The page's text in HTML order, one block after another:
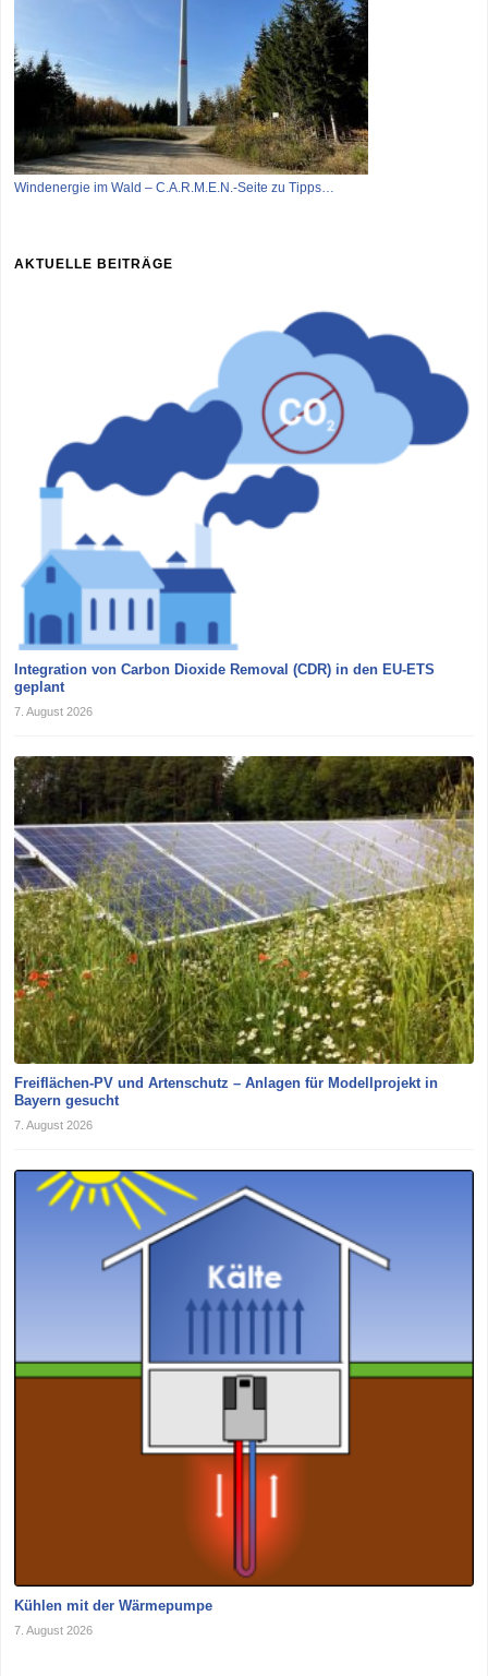
Windenergie im Wald – C.A.R.M.E.N.-Seite zu Tipps…
AKTUELLE BEITRÄGE
Integration von Carbon Dioxide Removal (CDR) in den EU-ETS
geplant
7. August 2026
Freiflächen-PV und Artenschutz – Anlagen für Modellprojekt in
Bayern gesucht
7. August 2026
Kühlen mit der Wärmepumpe
7. August 2026